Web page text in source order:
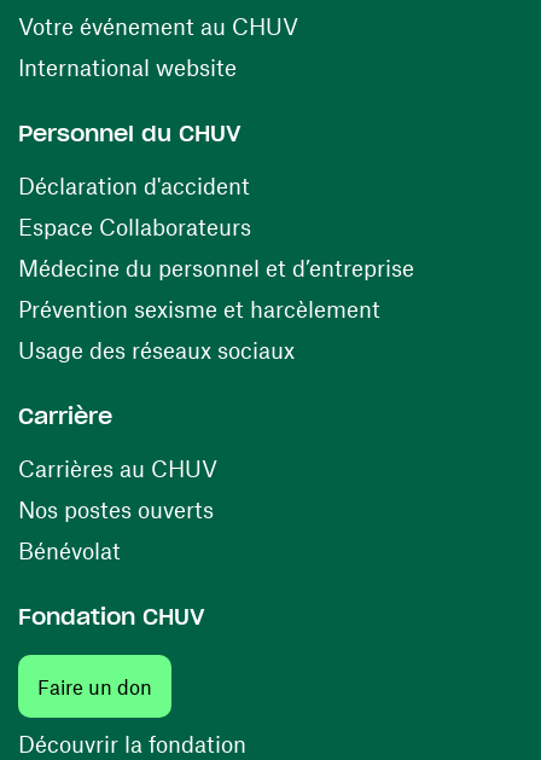
Votre événement au CHUV(ouvre une nouvelle
International website
Personnel du CHUV
Déclaration d'accident
Espace Collaborateurs(ouvre une nouvelle fenêtre)
Médecine du personnel et d’entreprise
Prévention sexisme et harcèlement
Usage des réseaux sociaux(ouvre une nouvelle
Carrière
Carrières au CHUV(ouvre une nouvelle fenêtre)
Nos postes ouverts(ouvre une nouvelle fenêtre)
Bénévolat
Fondation CHUV
Faire un don
Découvrir la fondation